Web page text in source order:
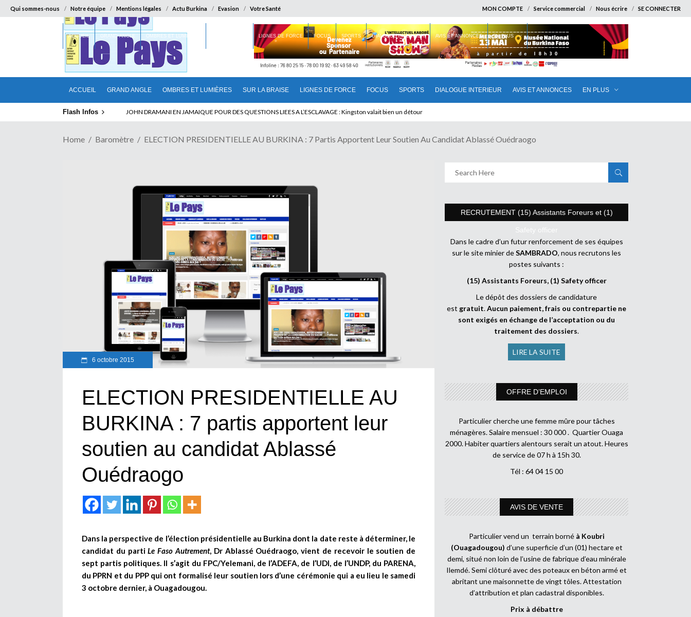
Qui sommes-nous Notre équipe Mentions légales Actu Burkina Evasion Votre Santé MON COMPTE Service commercial Nous écrire SE CONNECTER
ACCUEIL GRAND ANGLE OMBRES ET LUMIÈRES SUR LA BRAISE LIGNES DE FORCE FOCUS SPORTS DIALOGUE INTERIEUR AVIS ET ANNONCES EN PLUS
ACCUEIL GRAND ANGLE OMBRES ET LUMIÈRES LIGNES DE FORCE FOCUS SPORTS DIALOGUE INTERIEUR AVIS ET ANNONCES EN PLUS
Flash Infos ABSENCE PROLONGEE DE PAUL BIYA DU CAMEROUN : Qui pilote le Cameroun ?
Home Baromètre ELECTION PRESIDENTIELLE AU BURKINA : 7 Partis Apportent Leur Soutien Au Candidat Ablassé Ouédraogo
6 octobre 2015
ELECTION PRESIDENTIELLE AU
BURKINA : 7 partis apportent leur
soutien au candidat Ablassé
Ouédraogo
Dans la perspective de l’élection présidentielle au Burkina dont la date reste à déterminer, le
candidat du partiLe Faso Autrement, Dr Ablassé Ouédraogo, vient de recevoir le soutien de
sept partis politiques. Il s’agit du FPC/Yelemani, de l’ADEFA, de l’UDI, de l’UNDP, du PARENA,
du PPRN et du PPP qui ont formalisé leur soutien lors d’une cérémonie qui a eu lieu le samedi
3 octobre dernier, à Ouagadougou.
RECRUTEMENT (15) Assistants Foreurs et (1)
Safety officer
Dans le cadre d’un futur renforcement de ses équipes
sur le site minier deSAMBRADO, nous recrutons les
postes suivants :
(15) Assistants Foreurs, (1) Safety officer
Le dépôt des dossiers de candidature
est gratuit.Aucun paiement, frais ou contrepartie ne
sont exigés en échange de l’acceptation ou du
traitement des dossiers.
LIRE LA SUITE
OFFRE D’EMPLOI
Particulier cherche une femme mûre pour tâches
ménagères. Salaire mensuel : 30 000 . Quartier Ouaga
2000. Habiter quartiers alentours serait un atout. Heures
de service de 07 h à 15h 30.
Tél : 64 04 15 00
AVIS DE VENTE
Particulier vend un terrain borné à Koubri
(Ouagadougou) d’une superficie d’un (01) hectare et
demi, situé non loin de l’usine de fabrique d’eau minérale
Ilemdé. Semi clôturé avec des poteaux en béton armé et
abritant une maisonnette de vingt tôles. Attestation
d’attribution et plan cadastral disponibles.
Prix à débattre